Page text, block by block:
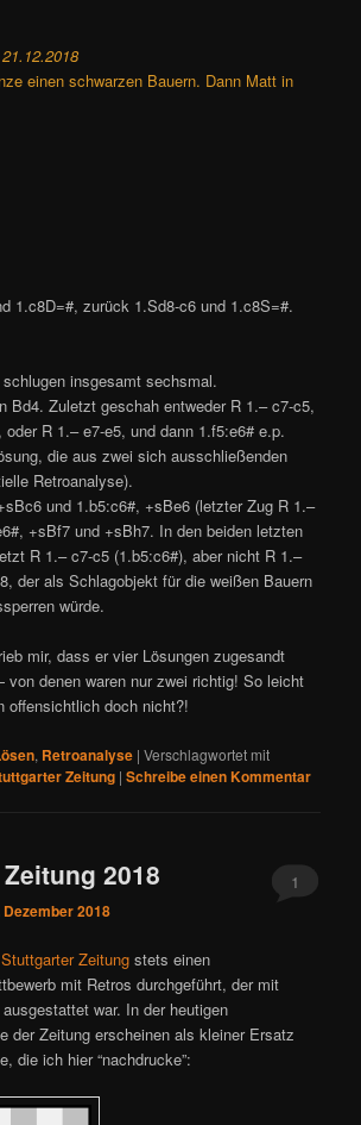
einen schwarzen Bauern. Dann Matt in
1.c8D=#, zurück 1.Sd8-c6 und 1.c8S=#.
insgesamt sechsmal.
Bd4. Zuletzt geschah entweder R 1.– c7-c5,
R 1.– e7-e5, und dann 1.f5:e6# e.p.
die aus zwei sich ausschließenden
Retroanalyse).
und 1.b5:c6#, +sBe6 (letzter Zug R 1.–
+sBf7 und +sBh7. In den beiden letzten
R 1.– c7-c5 (1.b5:c6#), aber nicht R 1.–
der als Schlagobjekt für die weißen Bauern
würde.
mir, dass er vier Lösungen zugesandt
denen waren nur zwei richtig! So leicht
offensichtlich doch nicht?!
, Retroanalyse |Verschlagwortet mit
Zeitung |Schreibe einen Kommentar
2018
Dezember 2018
1
Stuttgarter Zeitung stets einen
mit Retros durchgeführt, der mit
war. In der heutigen
der Zeitung erscheinen als kleiner Ersatz
die ich hier “nachdrucke”: